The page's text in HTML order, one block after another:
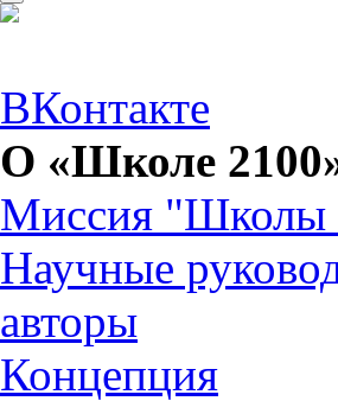
ВКонтакте
О «Школе
Миссия "Школы
Научные
авторы
Концепция